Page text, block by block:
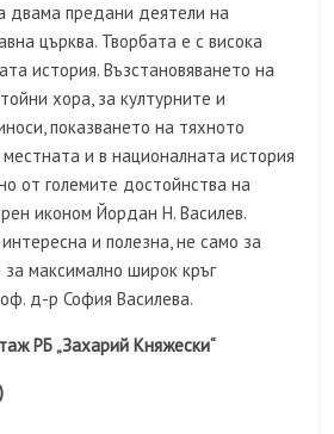
двама предани деятели на
църква. Творбата е с висока
история. Възстановяването на
хора, за културните и
показването на тяхното
и в националната история
от големите достойнства на
иконом Йордан Н. Василев.
и полезна, не само за
максимално широк кръг
д-р София Василева.
РБ „Захарий Княжески“